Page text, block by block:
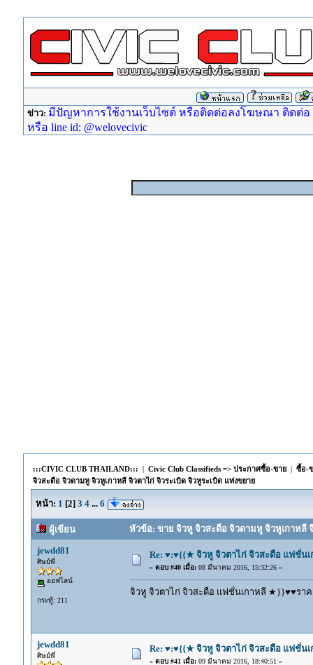
ข่าว: มีปัญหาการใช้งานเว็บไซต์ หรือติดต่อลงโฆษณา ติดต่อ
หรือ line id: @welovecivic
:::CIVIC CLUB THAILAND::: | Civic Club Classifieds => ประกาศซื้อ-ขาย| ซื้อ-
จิวสะดือ จิวดามหู จิวหูเกาหลี จิวตาไก่ จิวระเบิด จิวหูระเบิด แท่งขยาย
หน้า: 1 [2] 3 4 ... 6
ผู้เขียน หัวข้อ: ขาย จิวหู จิวสะดือ จิวดามหู จิวหูเกาหลี
jewdd81
ศิษย์พี่
ออฟไลน์
กระทู้: 211
Re: ♥:♥{{★ จิวหู จิวตาไก่ จิวสะดือ แฟชั่น
« ตอบ #40 เมื่อ:08 มีนาคม 2016, 15:32:26 »
จิวหู จิวตาไก่ จิวสะดือ แฟชั่นเกาหลี ★}}♥♥ราค
jewdd81
ศิษย์พี่
Re: ♥:♥{{★ จิวหู จิวตาไก่ จิวสะดือ แฟชั่น
« ตอบ #41 เมื่อ:09 มีนาคม 2016, 18:40:51 »